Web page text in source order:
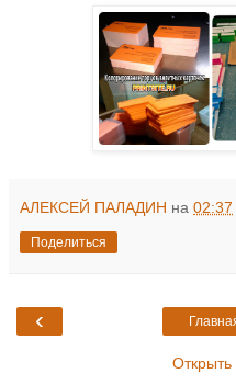
АЛЕКСЕЙ ПАЛАДИН на 02:37
Поделиться
‹